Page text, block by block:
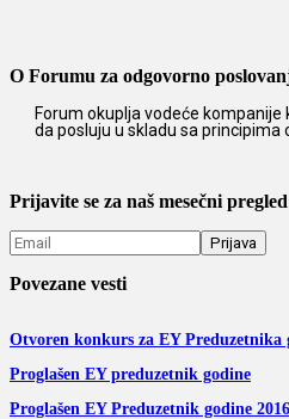
O Forumu za odgovorno
Forum okuplja vodeće
da posluju u skladu sa
Prijavite se za naš mesečni
Povezane vesti
Otvoren konkurs za EY Preduzetnika
Proglašen EY preduzetnik godine
Proglašen EY Preduzetnik godine 2016